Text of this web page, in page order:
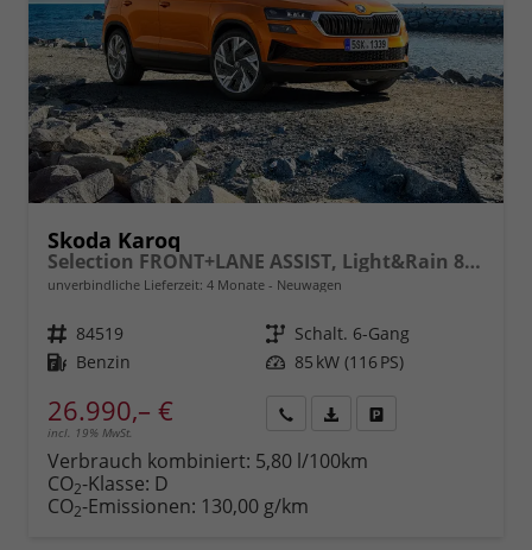
Skoda Karoq
Selection FRONT+LANE ASSIST, Light&Rain 8" Entertainment, virtuelles Cockpit, Climatronic, Parksensoren, Sitzhzg., 16" ALU uvm.
unverbindliche Lieferzeit: 4 Monate Neuwagen
Fahrzeugnr. 84519 Getriebe Schalt. 6-Gang
Kraftstoff Benzin Leistung 85 kW (116 PS)
26.990,– €
incl. 19% MwSt.
anfordern
Datei,
Verbrauch kombiniert: 5,80 l/100km
CO2-Klasse: D
CO2-Emissionen: 130,00 g/km